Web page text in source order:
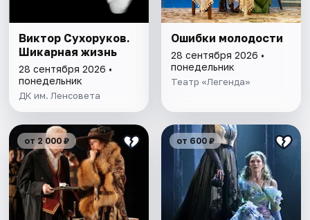
Виктор Сухоруков.
Шикарная жизнь
28 сентября 2026 •
понедельник
ДК им. Ленсовета
Ошибки молодости
28 сентября 2026 •
понедельник
Театр «Легенда»
от 2 000 ₽ от 600 ₽